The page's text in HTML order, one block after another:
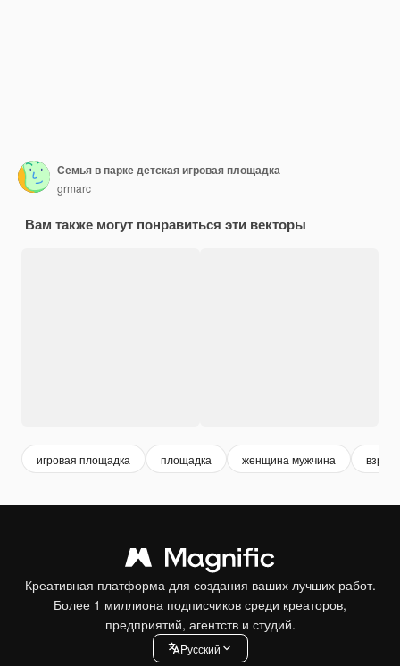
Семья в парке детская игровая площадка
grmarc
Вам также могут понравиться эти векторы
игровая площадка площадка женщина мужчина
Креативная платформа для создания ваших лучших работ.
Более 1 миллиона подписчиков среди креаторов,
предприятий, агентств и студий.
Pусский